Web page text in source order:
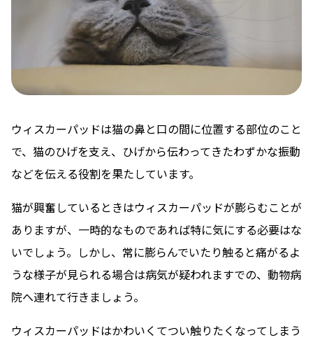
ウィスカーパッドは猫の鼻と口の間に位置する部位のこと
で、猫のひげを支え、ひげから伝わってきたわずかな振動
などを伝える役割を果たしています。
猫が興奮しているときはウィスカーパッドが膨らむことが
ありますが、一時的なものであれば特に気にする必要はな
いでしょう。しかし、常に膨らんでいたり触ると痛がるよ
うな様子が見られる場合は病気が疑われますでの、動物病
院へ連れて行きましょう。
ウィスカーパッドはかわいくてつい触りたくなってしまう